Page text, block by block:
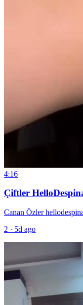
4:16
Çiftler
Canan Özler
2 · 5d ago